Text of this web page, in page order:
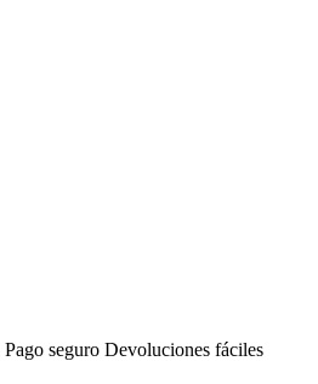
Pago seguro Devoluciones fáciles